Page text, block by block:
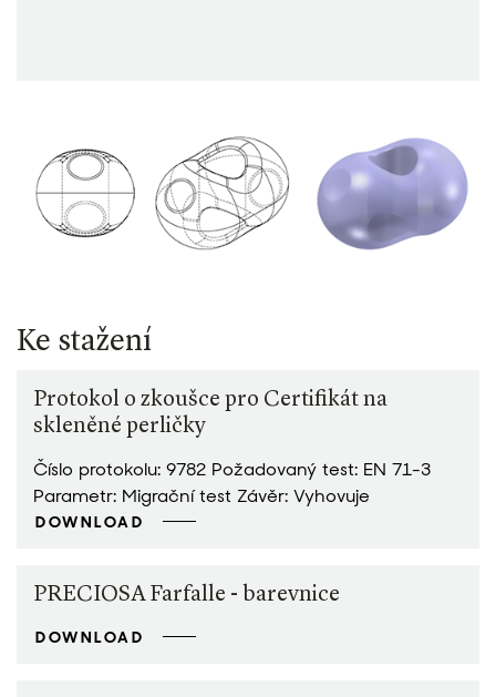
Ke stažení
Protokol o zkoušce pro Certifikát na
skleněné perličky
Číslo protokolu: 9782 Požadovaný test: EN 71-3
Parametr: Migrační test Závěr: Vyhovuje
DOWNLOAD
PRECIOSA Farfalle - barevnice
DOWNLOAD